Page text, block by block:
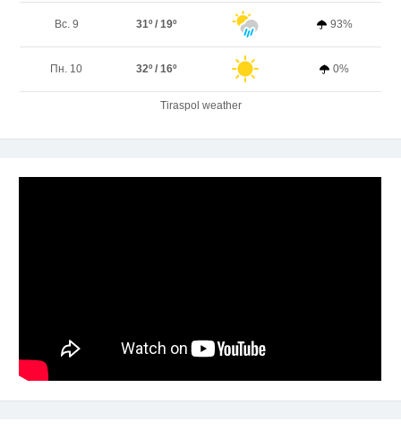
Вс. 9 31º / 19º 93%
Пн. 10 32º / 16º 0%
Tiraspol weather